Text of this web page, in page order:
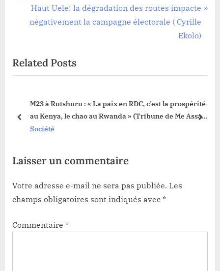
l’article
s
P
t
N
e
P
o
t
:
Haut Uele: la dégradation des routes impacte
négativement la campagne électorale ( Cyrille
Ekolo)
Related Posts
M23 à Rutshuru : « La paix en RDC, c’est la prospérité
au Kenya, le chao au Rwanda » (Tribune de Me Assani
Longhe)
Société
prev next
Laisser un commentaire
Votre adresse e-mail ne sera pas publiée. Les
champs obligatoires sont indiqués avec *
Commentaire *